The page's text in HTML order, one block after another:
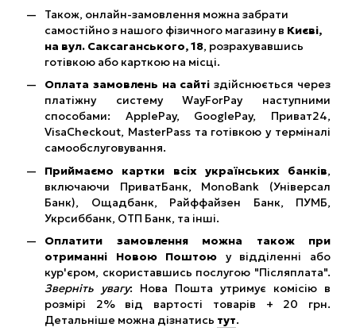
Також, онлайн-замовлення можна забрати
самостійно з нашого фізичного магазину в Києві,
на вул. Саксаганського, 18, розрахувавшись
готівкою або карткою на місці.
Оплата замовлень на сайтіздійснюється через
платіжну систему WayForPay наступними
способами: ApplePay, GooglePay, Приват24,
VisaCheckout, MasterPass та готівкою у терміналі
самообслуговування.
Приймаємо картки всіх українських банків,
включаючи ПриватБанк, MonoBank (Універсал
Банк), Ощадбанк, Райффайзен Банк, ПУМБ,
Укрсиббанк, ОТП Банк, та інші.
Оплатити замовлення можна також при
отриманні Новою Поштою у відділенні або
кур'єром, скориставшись послугою "Післяплата".
Зверніть увагу: Нова Пошта утримує комісію в
розмірі 2% від вартості товарів + 20 грн.
Детальніше можна дізнатись тут.